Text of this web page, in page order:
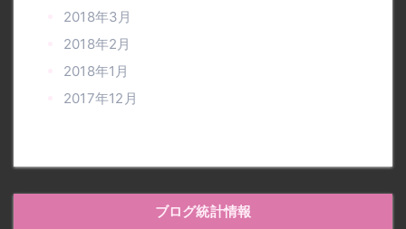
2018年3月
2018年2月
2018年1月
2017年12月
ブログ統計情報